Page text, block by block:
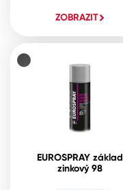
ZOBRAZIT
EUROSPRAY základ
zinkový 98